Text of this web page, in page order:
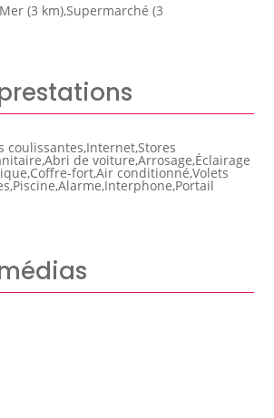
(3 km),Supermarché (3
coulissantes,Internet,Stores
de voiture,Arrosage,Éclairage
fort,Air conditionné,Volets